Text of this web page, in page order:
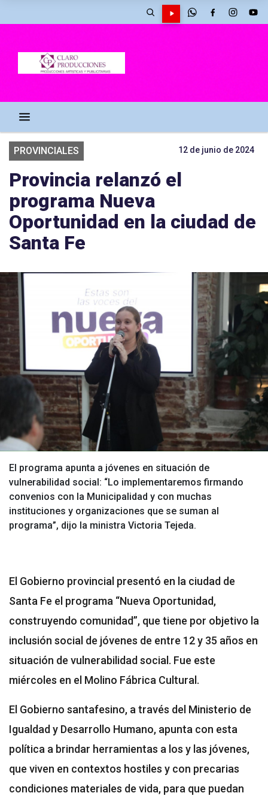
PROVINCIALES 12 de junio de 2024
Provincia relanzó el
programa Nueva
Oportunidad en la ciudad de
Santa Fe
El programa apunta a jóvenes en situación de
vulnerabilidad social: “Lo implementaremos firmando
convenios con la Municipalidad y con muchas
instituciones y organizaciones que se suman al
programa”, dijo la ministra Victoria Tejeda.
El Gobierno provincial presentó en la ciudad de
Santa Fe el programa “Nueva Oportunidad,
construyendo comunidad”, que tiene por objetivo la
inclusión social de jóvenes de entre 12 y 35 años en
situación de vulnerabilidad social. Fue este
miércoles en el Molino Fábrica Cultural.
El Gobierno santafesino, a través del Ministerio de
Igualdad y Desarrollo Humano, apunta con esta
política a brindar herramientas a los y las jóvenes,
que viven en contextos hostiles y con precarias
condiciones materiales de vida, para que puedan